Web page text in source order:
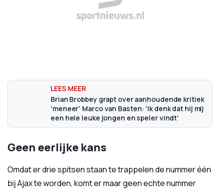
Brian Brobbey grapt over aanhoudende kritiek
'meneer' Marco van Basten: 'Ik denk dat hij mij
een hele leuke jongen en speler vindt'
Geen eerlijke kans
Omdat er drie spitsen staan te trappelen de nummer één
bij Ajax te worden, komt er maar geen echte nummer